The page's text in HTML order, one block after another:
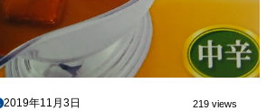
2019年11月3日 219 views